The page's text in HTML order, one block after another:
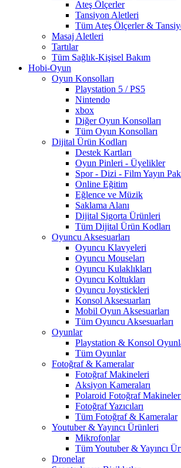
Ateş Ölçerler
Tansiyon Aletleri
Tüm Ateş Ölçerler &
Masaj Aletleri
Tartılar
Tüm Sağlık-Kişisel Bakım
Hobi-Oyun
Oyun Konsolları
Playstation 5 / PS5
Nintendo
xbox
Diğer Oyun Konsolları
Tüm Oyun Konsolları
Dijital Ürün Kodları
Destek Kartları
Oyun Pinleri - Üyelikler
Spor - Dizi - Film Yayın
Online Eğitim
Eğlence ve Müzik
Saklama Alanı
Dijital Sigorta Ürünleri
Tüm Dijital Ürün Kodları
Oyuncu Aksesuarları
Oyuncu Klavyeleri
Oyuncu Mouseları
Oyuncu Kulaklıkları
Oyuncu Koltukları
Oyuncu Joystickleri
Konsol Aksesuarları
Mobil Oyun Aksesuarları
Tüm Oyuncu Aksesuarları
Oyunlar
Playstation & Konsol
Tüm Oyunlar
Fotoğraf & Kameralar
Fotoğraf Makineleri
Aksiyon Kameraları
Polaroid Fotoğraf
Fotoğraf Yazıcıları
Tüm Fotoğraf & Kameralar
Youtuber & Yayıncı Ürünleri
Mikrofonlar
Tüm Youtuber & Yayıncı
Dronelar